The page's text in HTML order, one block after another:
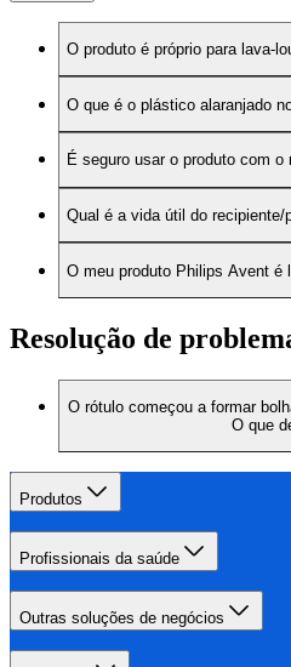
O produto é próprio para lava-
O que é o plástico alaranjado
É seguro usar o produto com o
Qual é a vida útil do recipiente/
O meu produto Philips Avent é
Resolução de
O rótulo começou a formar
O que
Produtos
Profissionais da saúde
Outras soluções de negócios